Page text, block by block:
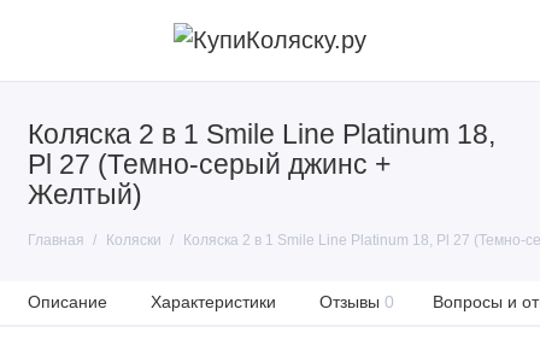
Коляска 2 в 1 Smile Line Platinum 18,
Pl 27 (Темно-серый джинс +
Желтый)
Главная Коляски Коляска 2 в 1 Smile Line Platinum 18, Pl 27 (Темно-
Описание Характеристики Отзывы 0 Вопросы и